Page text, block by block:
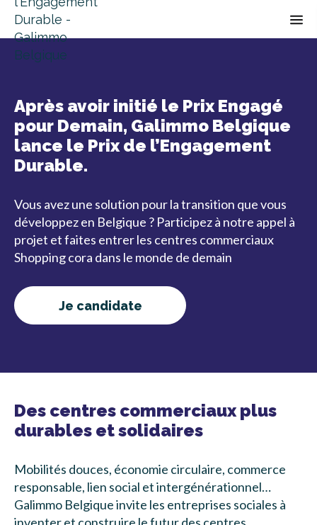
Après avoir initié le Prix Engagé
pour Demain, Galimmo Belgique
lance le Prix de l’Engagement
Durable.
Vous avez une solution pour la transition que vous
développez en Belgique ? Participez à notre appel à
projet et faites entrer les centres commerciaux
Shopping cora dans le monde de demain
Je candidate
Des centres commerciaux plus
durables et solidaires
Mobilités douces, économie circulaire, commerce
responsable, lien social et intergénérationnel…
Galimmo Belgique invite les entreprises sociales à